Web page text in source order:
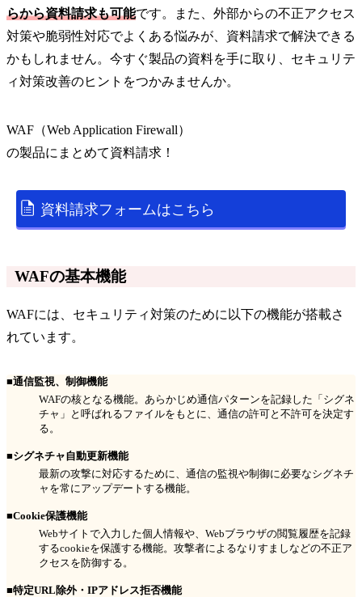
らから資料請求も可能です。また、外部からの不正アクセス
対策や脆弱性対応でよくある悩みが、資料請求で解決できる
かもしれません。今すぐ製品の資料を手に取り、セキュリテ
ィ対策改善のヒントをつかみませんか。
WAF（Web Application Firewall）
の製品にまとめて資料請求！
資料請求フォームはこちら
WAFの基本機能
WAFには、セキュリティ対策のために以下の機能が搭載さ
れています。
■通信監視、制御機能
WAFの核となる機能。あらかじめ通信パターンを記録した「シグネ
チャ」と呼ばれるファイルをもとに、通信の許可と不許可を決定す
る。
■シグネチャ自動更新機能
最新の攻撃に対応するために、通信の監視や制御に必要なシグネチ
ャを常にアップデートする機能。
■Cookie保護機能
Webサイトで入力した個人情報や、Webブラウザの閲覧履歴を記録
するcookieを保護する機能。攻撃者によるなりすましなどの不正ア
クセスを防御する。
■特定URL除外・IPアドレス拒否機能